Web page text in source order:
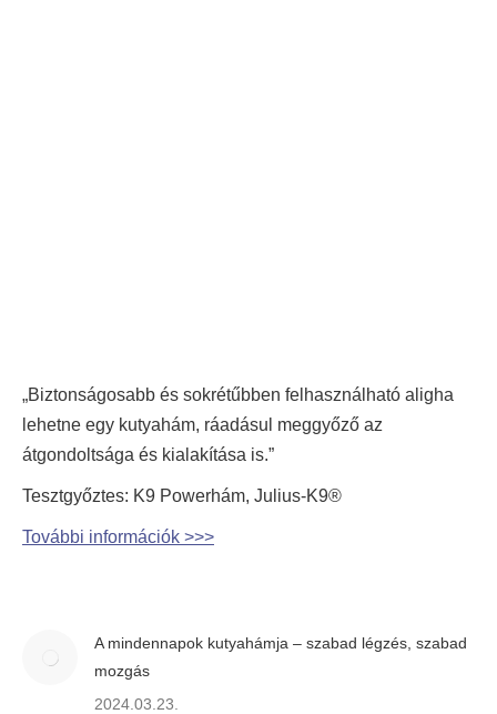
„Biztonságosabb és sokrétűbben felhasználható aligha
lehetne egy kutyahám, ráadásul meggyőző az
átgondoltsága és kialakítása is.”
Tesztgyőztes: K9 Powerhám, Julius-K9®
További információk >>>
A mindennapok kutyahámja – szabad légzés, szabad
mozgás
2024.03.23.